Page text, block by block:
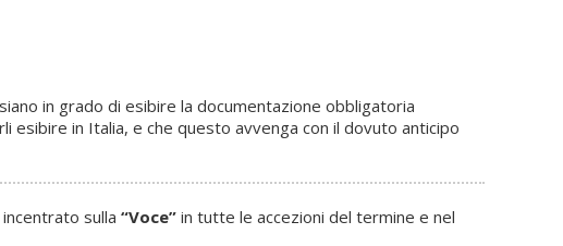
in grado di esibire la documentazione obbligatoria
in Italia, e che questo avvenga con il dovuto anticipo
sulla “Voce” in tutte le accezioni del termine e nel